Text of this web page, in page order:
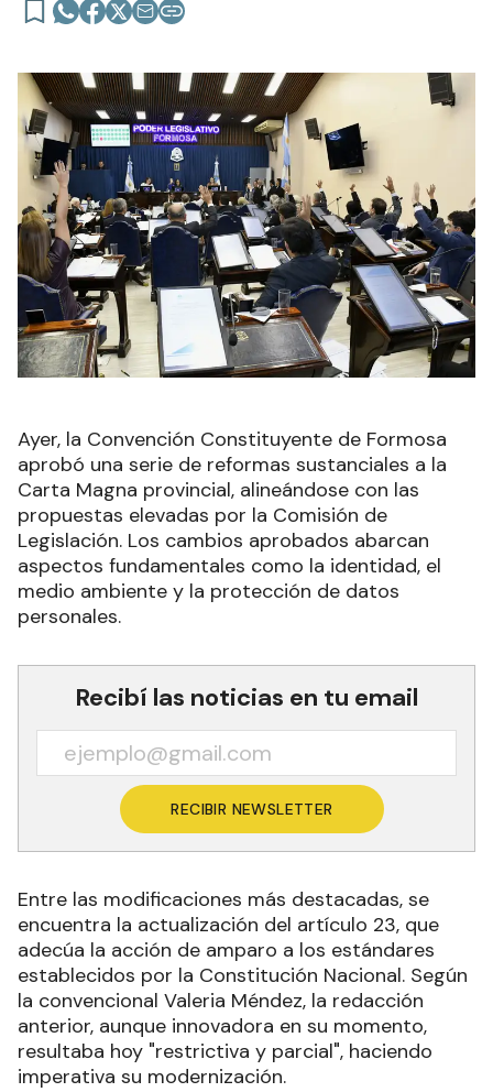
Ayer, la Convención Constituyente de Formosa
aprobó una serie de reformas sustanciales a la
Carta Magna provincial, alineándose con las
propuestas elevadas por la Comisión de
Legislación. Los cambios aprobados abarcan
aspectos fundamentales como la identidad, el
medio ambiente y la protección de datos
personales.
Recibí las noticias en tu email
RECIBIR NEWSLETTER
Entre las modificaciones más destacadas, se
encuentra la actualización del artículo 23, que
adecúa la acción de amparo a los estándares
establecidos por la Constitución Nacional. Según
la convencional Valeria Méndez, la redacción
anterior, aunque innovadora en su momento,
resultaba hoy "restrictiva y parcial", haciendo
imperativa su modernización.